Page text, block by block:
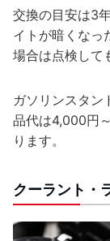
交換の目安は3
イトが暗くなっ
場合は点検して
ガソリンスタン
品代は4,000円
ります。
クーラント・